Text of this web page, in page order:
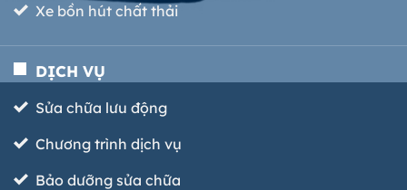
Xe bồn hút chất thải
DỊCH VỤ
Sửa chữa lưu động
Chương trình dịch vụ
Bảo dưỡng sửa chữa